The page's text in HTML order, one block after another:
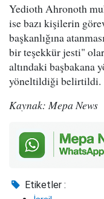
Yedioth Ahronoth
ise bazı kişilerin
başkanlığına
bir teşekkür jesti"
altındaki başbakana
yöneltildiği belirtildi.
Kaynak: Mepa News
Etiketler :